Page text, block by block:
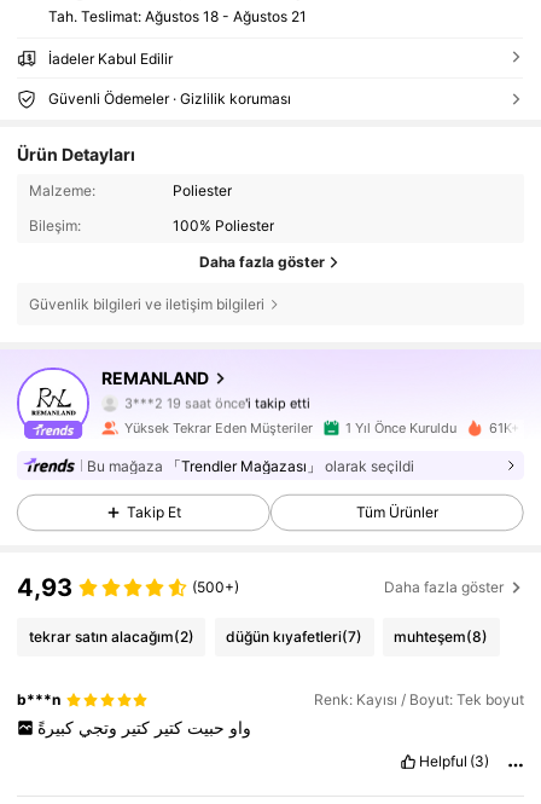
Tah. Teslimat: Ağustos 18 - Ağustos 21
İadeler Kabul Edilir
Güvenli Ödemeler · Gizlilik koruması
Ürün Detayları
Malzeme:
Poliester
Bileşim:
100% Poliester
Daha fazla göster
Güvenlik bilgileri ve iletişim bilgileri
REMANLAND
4,91
8.1K Takipçiler
3***2 19 saat önce'i takip etti
4,91 8.1K Takipçiler
Yüksek Tekrar Eden Müşteriler 1 Yıl Önce Kuruldu 61K+
Bu mağaza 「Trendler Mağazası」 olarak seçildi
Takip Et Tüm Ürünler
4,93 (500+) Daha fazla göster
tekrar satın alacağım(2) düğün kıyafetleri(7) muhteşem(8)
b***n Renk: Kayısı / Boyut: Tek boyut
واو حبيتكتيركتير وتجيكبيرةً
Helpful (3)